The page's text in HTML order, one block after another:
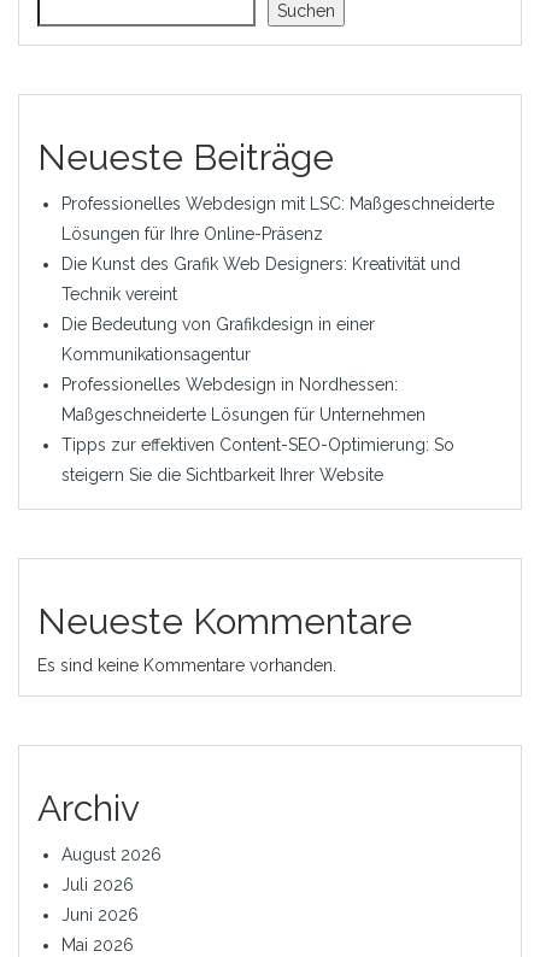
Suchen
Neueste Beiträge
Professionelles Webdesign mit LSC: Maßgeschneiderte
Lösungen für Ihre Online-Präsenz
Die Kunst des Grafik Web Designers: Kreativität und
Technik vereint
Die Bedeutung von Grafikdesign in einer
Kommunikationsagentur
Professionelles Webdesign in Nordhessen:
Maßgeschneiderte Lösungen für Unternehmen
Tipps zur effektiven Content-SEO-Optimierung: So
steigern Sie die Sichtbarkeit Ihrer Website
Neueste Kommentare
Es sind keine Kommentare vorhanden.
Archiv
August 2026
Juli 2026
Juni 2026
Mai 2026